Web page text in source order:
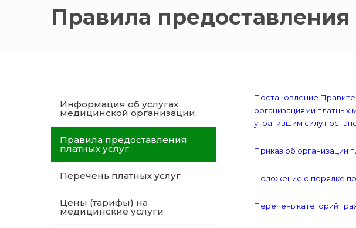
Правила предоставления
Информация об услугах
медицинской организации.
Правила предоставления
платных услуг
Перечень платных услуг
Цены (тарифы) на
медицинские услуги
Постановление
организациями платных
утратившим силу
Приказ об организации
Положение о порядке
Перечень категорий